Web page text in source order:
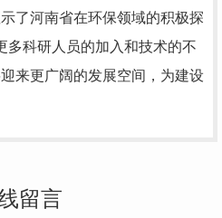
了河南省在环保领域的积极探
多科研人员的加入和技术的不
来更广阔的发展空间，为建设
留言